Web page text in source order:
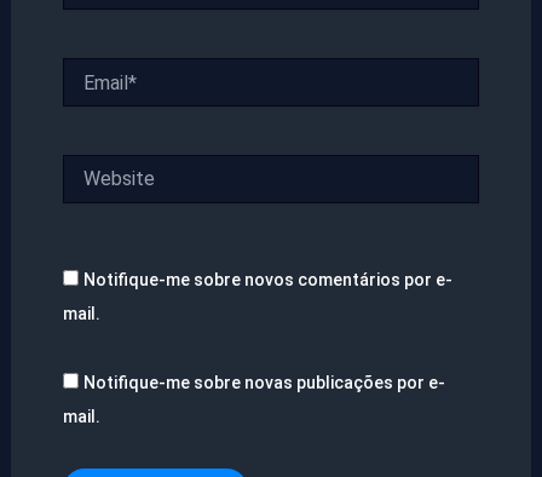
Notifique-me sobre novos comentários por e-
mail.
Notifique-me sobre novas publicações por e-
mail.